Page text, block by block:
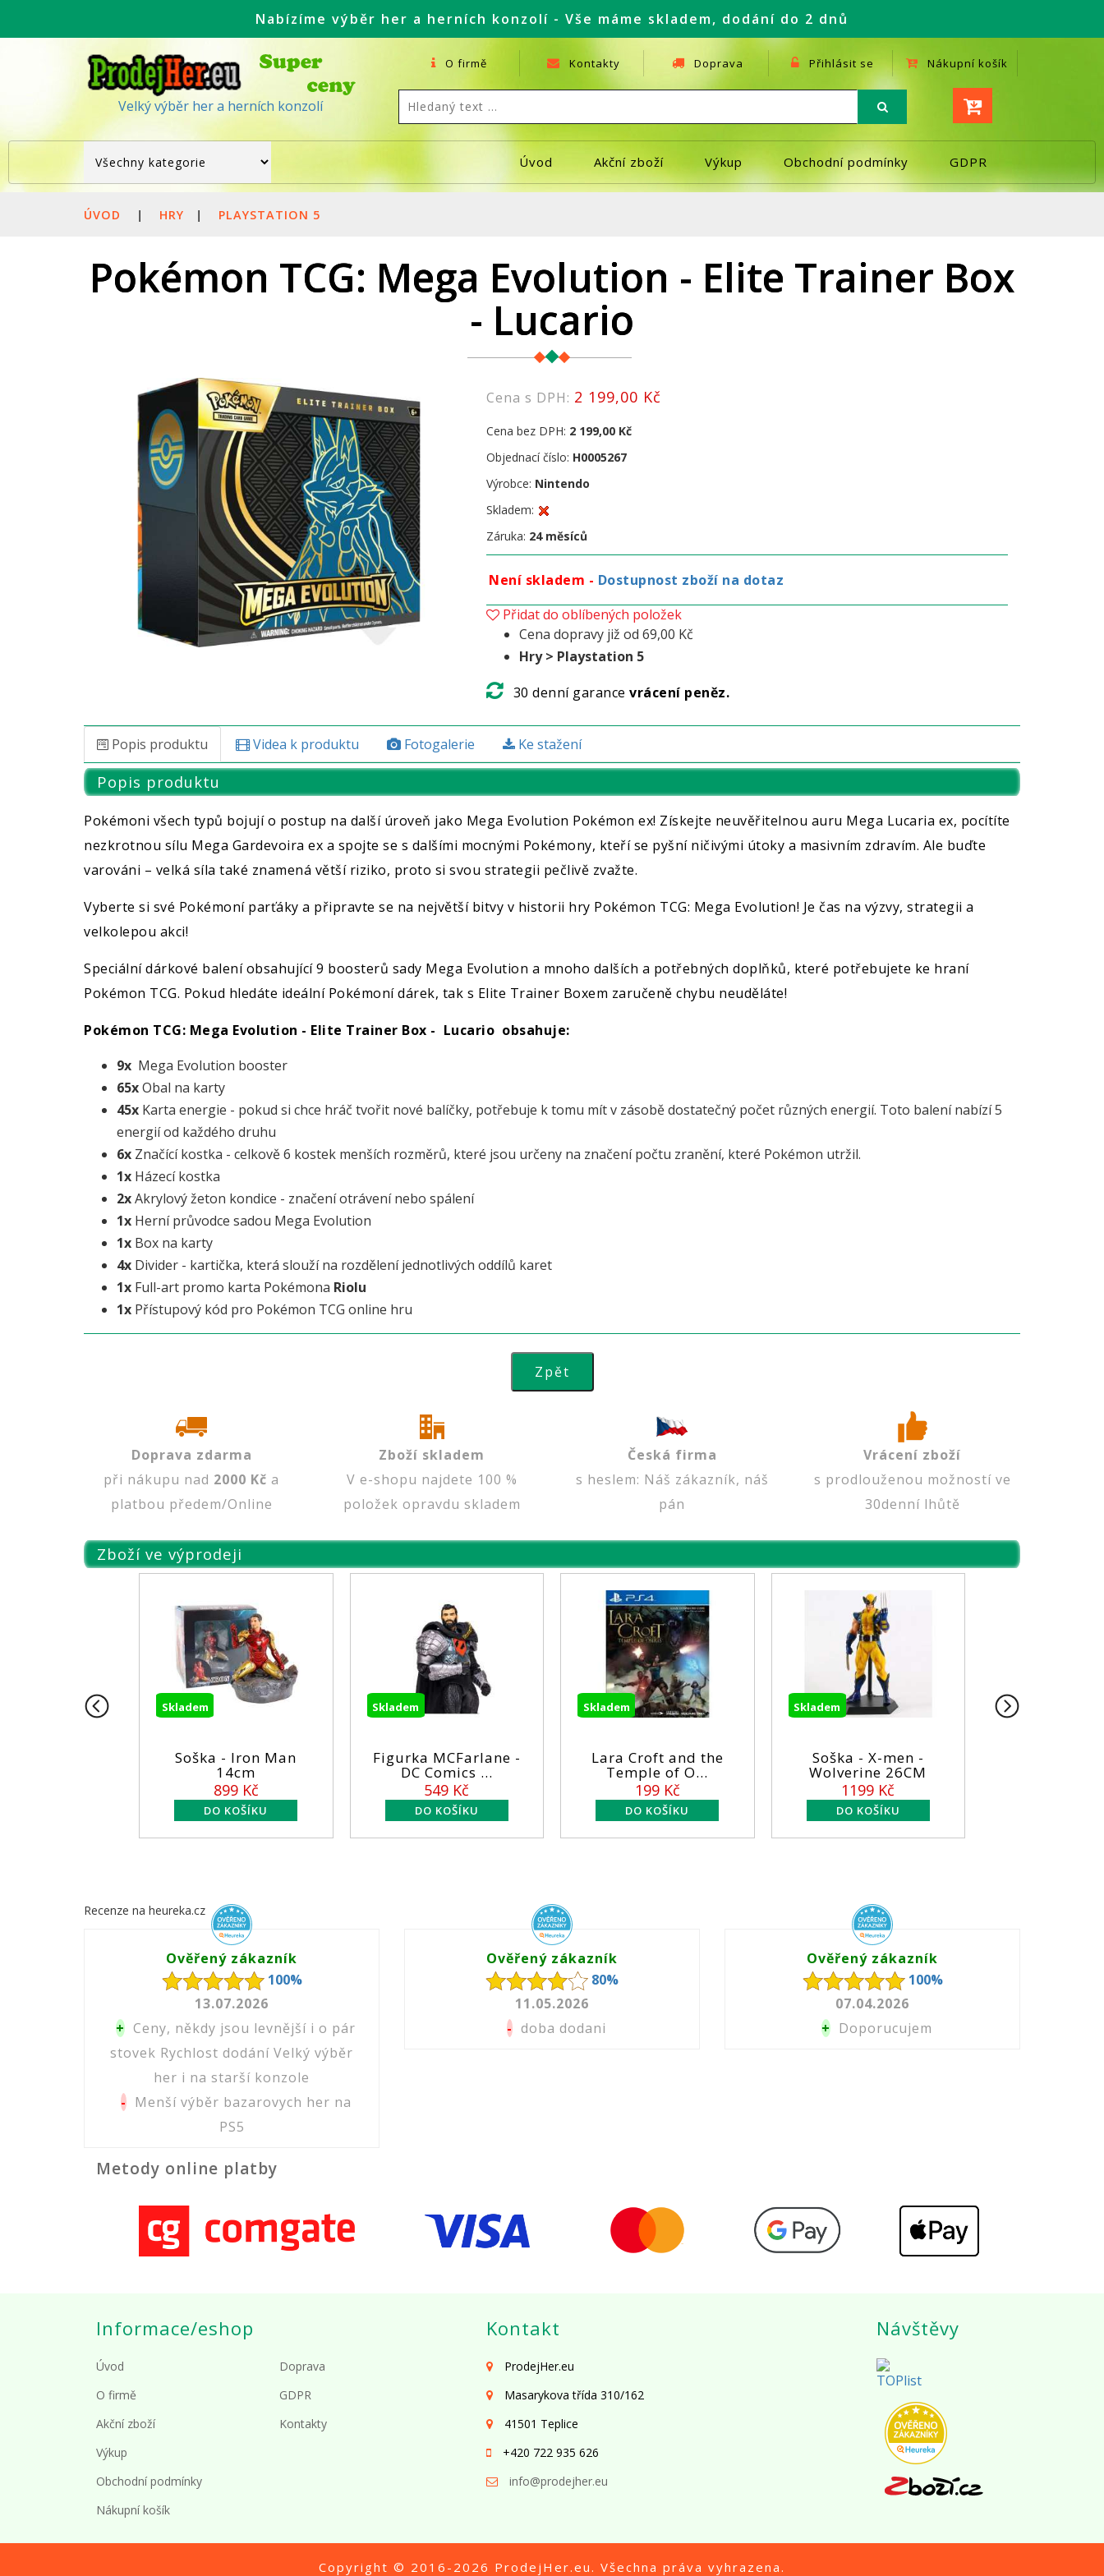
Nabízíme výběr her a herních konzolí - Vše máme skladem, dodání do 2 dnů
Velký výběr her a herních konzolí
O firmě Kontakty Doprava Přihlásit se Nákupní košík
Úvod Akční zboží Výkup Obchodní podmínky GDPR
ÚVOD | HRY | PLAYSTATION 5
Pokémon TCG: Mega Evolution - Elite Trainer Box
- Lucario
Cena s DPH: 2 199,00 Kč
Cena bez DPH: 2 199,00 Kč
Objednací číslo: H0005267
Výrobce: Nintendo
Skladem:
Záruka: 24 měsíců
Není skladem - Dostupnost zboží na dotaz
Přidat do oblíbených položek
Cena dopravy již od 69,00 Kč
Hry > Playstation 5
30 denní garance vrácení peněz.
Popis produktu Videa k produktu Fotogalerie Ke stažení
Popis produktu
Pokémoni všech typů bojují o postup na další úroveň jako Mega Evolution Pokémon ex! Získejte neuvěřitelnou auru Mega Lucaria ex, pocítíte
nezkrotnou sílu Mega Gardevoira ex a spojte se s dalšími mocnými Pokémony, kteří se pyšní ničivými útoky a masivním zdravím. Ale buďte
varováni – velká síla také znamená větší riziko, proto si svou strategii pečlivě zvažte.
Vyberte si své Pokémoní parťáky a připravte se na největší bitvy v historii hry Pokémon TCG: Mega Evolution! Je čas na výzvy, strategii a
velkolepou akci!
Speciální dárkové balení obsahující 9 boosterů sady Mega Evolution a mnoho dalších a potřebných doplňků, které potřebujete ke hraní
Pokémon TCG. Pokud hledáte ideální Pokémoní dárek, tak s Elite Trainer Boxem zaručeně chybu neuděláte!
Pokémon TCG: Mega Evolution - Elite Trainer Box - Lucario obsahuje:
9x Mega Evolution booster
65xObal na karty
45x Karta energie - pokud si chce hráč tvořit nové balíčky, potřebuje k tomu mít v zásobě dostatečný počet různých energií. Toto balení nabízí 5
energií od každého druhu
6x Značící kostka - celkově 6 kostek menších rozměrů, které jsou určeny na značení počtu zranění, které Pokémon utržil.
1x Házecí kostka
2xAkrylový žeton kondice - značení otrávení nebo spálení
1x Herní průvodce sadou Mega Evolution
1x Box na karty
4x Divider - kartička, která slouží na rozdělení jednotlivých oddílů karet
1x Full-art promo karta Pokémona Riolu
1x Přístupový kód pro Pokémon TCG online hru
Doprava zdarma
při nákupu nad 2000 Kč a
platbou předem/Online
Zboží skladem
V e-shopu najdete 100 %
položek opravdu skladem
Česká firma
s heslem: Náš zákazník, náš
pán
Vrácení zboží
s prodlouženou možností ve
30denní lhůtě
Zboží ve výprodeji
Soška - Iron Man Figurka MCFarlane -
DC Comics ...
Lara Croft and the
Temple of O...
Soška - X-men -
Wolverine 26CM
Skladem
Recenze na heureka.cz
Ověřený zákazník
100%
13.07.2026
+ Ceny, někdy jsou levnější i o pár
stovek Rychlost dodání Velký výběr
her i na starší konzole
-Menší výběr bazarovych her na
PS5
Ověřený zákazník
80%
11.05.2026
-doba dodani
Ověřený zákazník
100%
07.04.2026
+Doporucujem
Metody online platby
Informace/eshop
Úvod
O firmě
Akční zboží
Výkup
Obchodní podmínky
Nákupní košík
Doprava
GDPR
Kontakty
Kontakt
ProdejHer.eu
Masarykova třída 310/162
41501 Teplice
+420 722 935 626
info@prodejher.eu
Návštěvy
Copyright © 2016-2026 ProdejHer.eu . Všechna práva vyhrazena.